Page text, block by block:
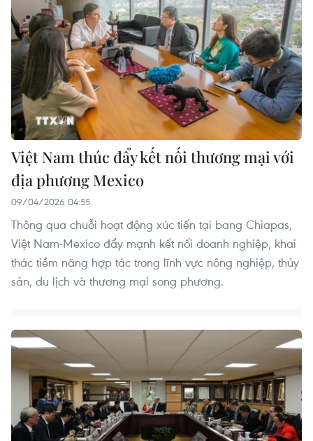
Việt Nam thúc đẩy kết nối thương mại với
địa phương Mexico
09/04/2026 04:55
Thông qua chuỗi hoạt động xúc tiến tại bang Chiapas,
Việt Nam-Mexico đẩy mạnh kết nối doanh nghiệp, khai
thác tiềm năng hợp tác trong lĩnh vực nông nghiệp, thủy
sản, du lịch và thương mại song phương.